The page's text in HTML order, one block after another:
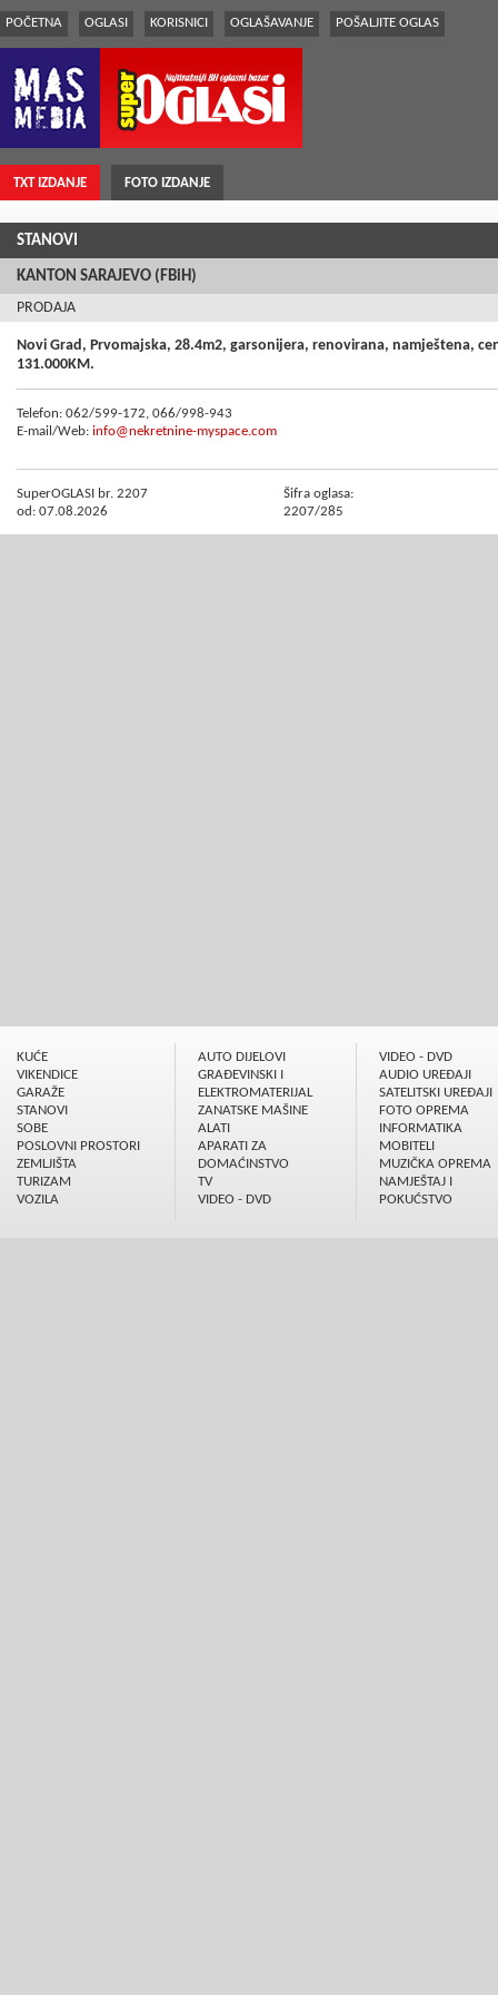
POČETNA OGLASI KORISNICI OGLAŠAVANJE POŠALJITE OGLAS
TXT IZDANJE FOTO IZDANJE
STANOVI
KANTON SARAJEVO (FBiH)
PRODAJA
Novi Grad, Prvomajska, 28.4m2, garsonijera, renovirana, namještena,
131.000KM.
Telefon: 062/599-172, 066/998-943
E-mail/Web: info@nekretnine-myspace.com
SuperOGLASI br. 2207
od: 07.08.2026
Šifra oglasa:
2207/285
KUĆE
VIKENDICE
GARAŽE
STANOVI
SOBE
POSLOVNI PROSTORI
ZEMLJIŠTA
TURIZAM
VOZILA
AUTO DIJELOVI
GRAÐEVINSKI I
ELEKTROMATERIJAL
ZANATSKE MAŠINE
ALATI
APARATI ZA
DOMAĆINSTVO
TV
VIDEO - DVD
VIDEO - DVD
AUDIO UREÐAJI
SATELITSKI UREÐAJI
FOTO OPREMA
INFORMATIKA
MOBITELI
MUZIČKA OPREMA
NAMJEŠTAJ I
POKUĆSTVO